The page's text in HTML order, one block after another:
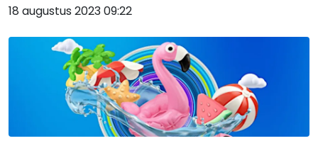
18 augustus 2023 09:22